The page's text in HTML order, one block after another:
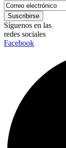
Síguenos en las
redes sociales
Facebook